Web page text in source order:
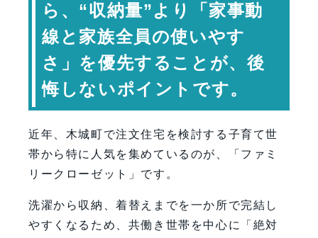
通路幅が使いやすさを左右する
個室収納をゼロにしない方が暮らしや
すい
湿気対策は木城町でも重要
ファミリークローゼット計画で
重要なポイント
「ウォークスルー型」は便利？
将来まで考えるなら「可変性」が重要
まとめ：木城町で後悔しないファミリ
ークローゼットを考える
ら、“収納量”より「家事動
線と家族全員の使いやす
さ」を優先することが、後
悔しないポイントです。
近年、木城町で注文住宅を検討する子育て世
帯から特に人気を集めているのが、「ファミ
リークローゼット」です。
洗濯から収納、着替えまでを一か所で完結し
やすくなるため、共働き世帯を中心に「絶対